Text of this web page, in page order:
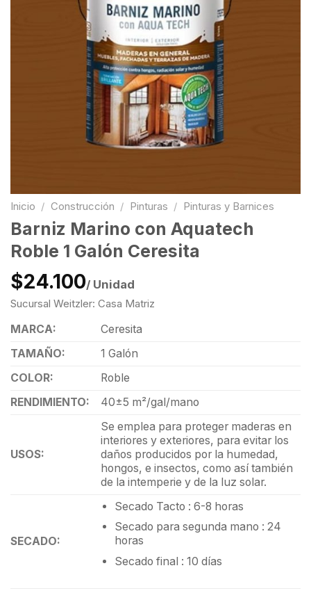
Inicio / Construcción / Pinturas / Pinturas y Barnices
Barniz Marino con Aquatech
Roble 1 Galón Ceresita
$24.100/ Unidad
Sucursal Weitzler: Casa Matriz
MARCA:
Ceresita
TAMAÑO:
1 Galón
COLOR:
Roble
RENDIMIENTO:
40±5 m²/gal/mano
USOS:
Se emplea para proteger maderas en
interiores y exteriores, para evitar los
daños producidos por la humedad,
hongos, e insectos, como así también
de la intemperie y de la luz solar.
SECADO:
Secado Tacto : 6-8 horas
Secado para segunda mano : 24
horas
Secado final : 10 días